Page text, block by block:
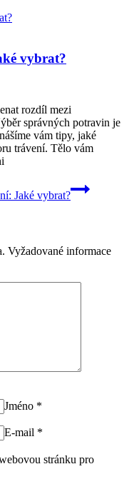
vybrat?
rozdíl mezi
správných potravin je
vám tipy, jaké
trávení. Tělo vám
Jaké vybrat?
Vyžadované informace
Jméno *
E-mail *
stránku pro